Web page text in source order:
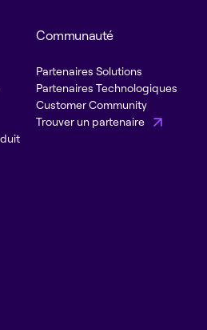
Communauté
Partenaires Solutions
Partenaires Technologiques
Customer Community
Trouver un partenaire